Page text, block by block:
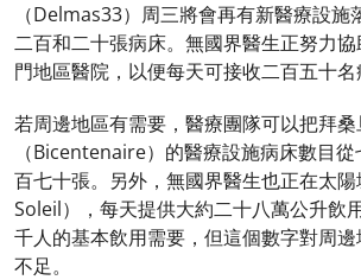
（Delmas33）周三將會再有新醫療設施
二百和二十張病床。無國界醫生正努力
門地區醫院，以便每天可接收二百五十名
若周邊地區有需要，醫療團隊可以把拜
（Bicentenaire）的醫療設施病床數目
百七十張。另外，無國界醫生也正在太
Soleil），每天提供大約二十八萬公升飲
千人的基本飲用需要，但這個數字對周
不足。